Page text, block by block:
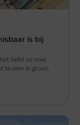
is bij
liefst zo snel
te zien is groot,